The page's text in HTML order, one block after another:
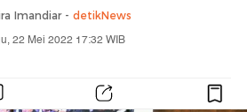
Imandiar - detikNews
22 Mei 2022 17:32 WIB